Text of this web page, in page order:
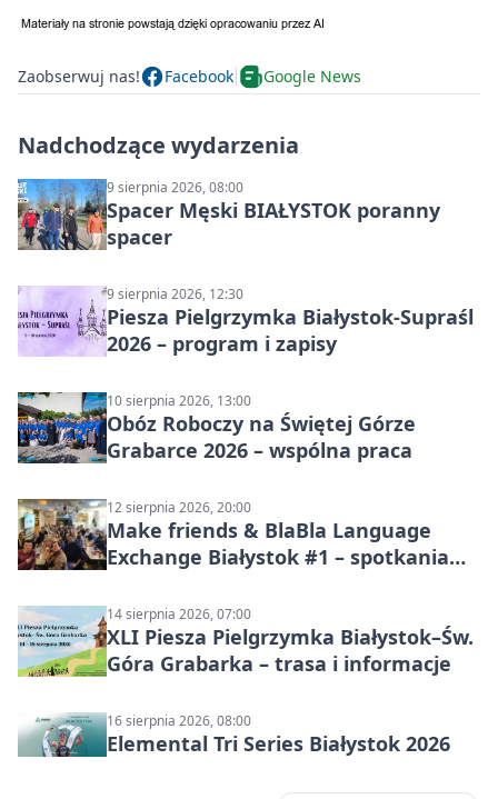
Zaobserwuj nas! Facebook Google News
Nadchodzące wydarzenia
9 sierpnia 2026, 08:00
Spacer Męski BIAŁYSTOK poranny
spacer
9 sierpnia 2026, 12:30
Piesza Pielgrzymka Białystok-Supraśl
2026 – program i zapisy
10 sierpnia 2026, 13:00
Obóz Roboczy na Świętej Górze
Grabarce 2026 – wspólna praca
12 sierpnia 2026, 20:00
Make friends & BlaBla Language
Exchange Białystok #1 – spotkania
14 sierpnia 2026, 07:00
XLI Piesza Pielgrzymka Białystok–Św.
Góra Grabarka – trasa i informacje
16 sierpnia 2026, 08:00
Elemental Tri Series Białystok 2026